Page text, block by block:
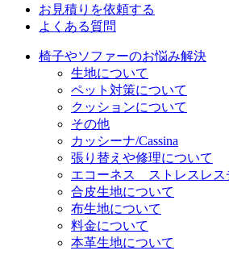
お見積りを依頼する
よくある質問
椅子やソファーのお悩み解決
生地について
ペット対策について
クッションについて
その他
カッシーナ/Cassina
張り替えや修理について
エコーネス ストレスレス
合皮生地について
布生地について
料金について
本革生地について